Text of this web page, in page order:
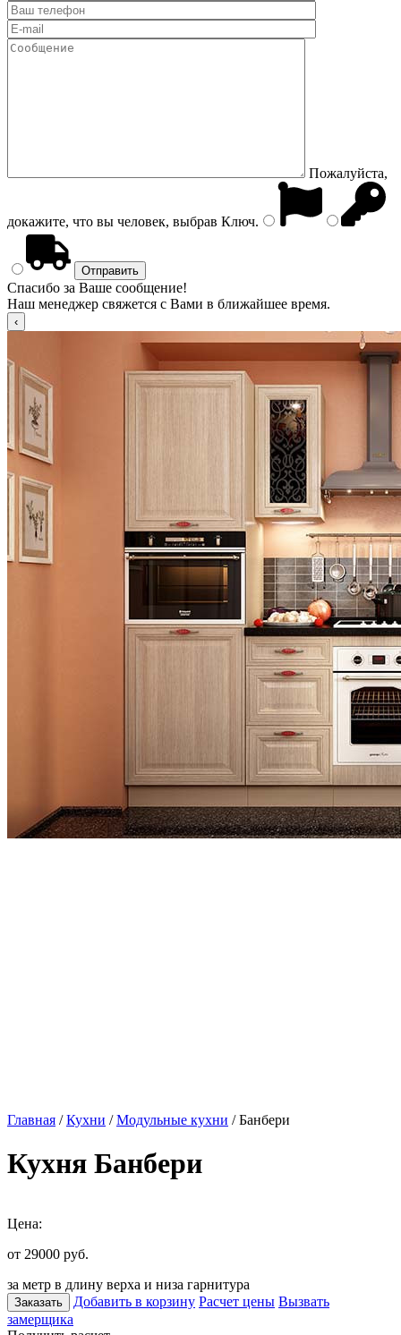
Пожалуйста,
докажите, что вы человек, выбрав Ключ.
Спасибо за Ваше сообщение!
Наш менеджер свяжется с Вами в ближайшее время.
Главная /Кухни /Модульные кухни / Банбери
Кухня Банбери
Цена:
от 29000 руб.
за метр в длину верха и низа гарнитура
Заказать Добавить в корзину Расчет цены Вызвать
замерщика